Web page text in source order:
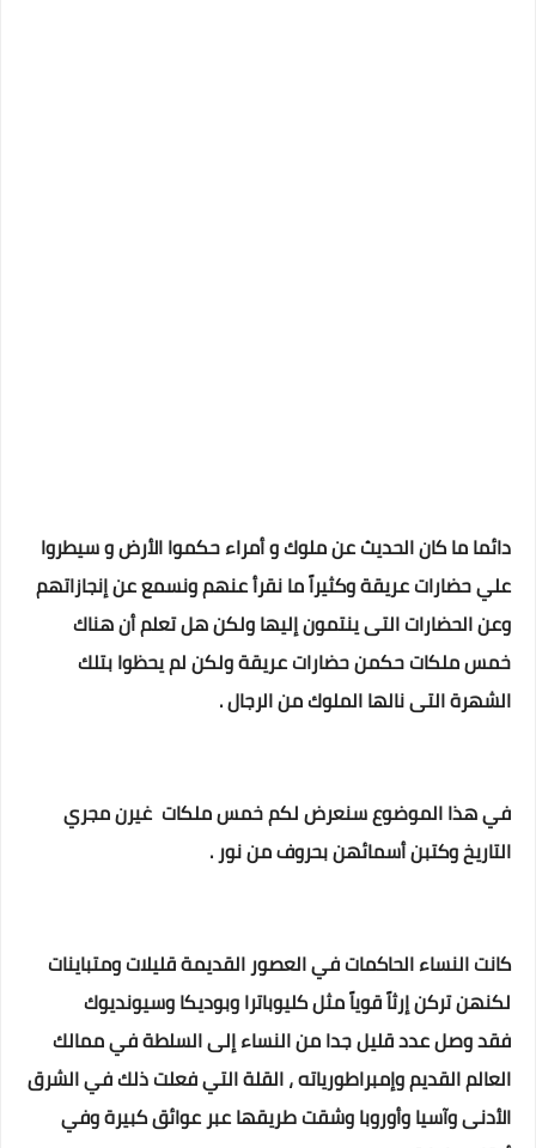
دائما ما كان الحديث عن ملوك و أمراء حكموا الأرض و سيطروا
علي حضارات عريقة وكثيراً ما نقرأ عنهم ونسمع عن إنجازاتهم
وعن الحضارات التى ينتمون إليها ولكن هل تعلم أن هناك
خمس ملكات حكمن حضارات عريقة ولكن لم يحظوا بتلك
الشهرة التى نالها الملوك من الرجال .
في هذا الموضوع سنعرض لكم خمس ملكات غيرن مجري
التاريخ وكتبن أسمائهن بحروف من نور .
كانت النساء الحاكمات في العصور القديمة قليلات ومتباينات
لكنهن تركن إرثاً قوياً مثل كليوباترا وبوديكا وسيونديوك
فقدوصل عدد قليل جدا من النساء إلى السلطة في ممالك
العالم القديم وإمبراطورياته ، القلة التي فعلت ذلك في الشرق
الأدنى وآسيا وأوروبا وشقت طريقها عبر عوائق كبيرة وفي